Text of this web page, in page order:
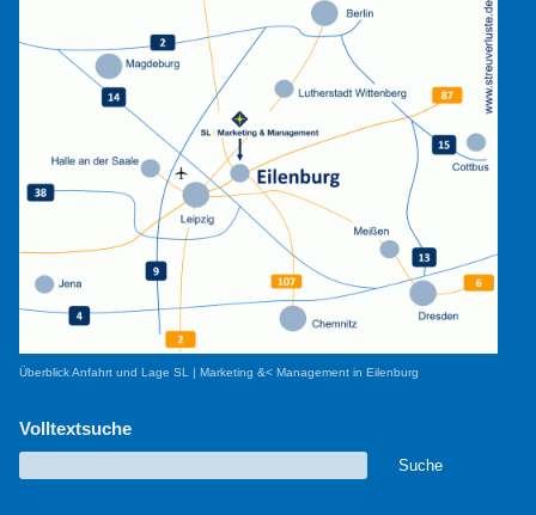
Überblick Anfahrt und Lage SL | Marketing &< Management in Eilenburg
Volltextsuche